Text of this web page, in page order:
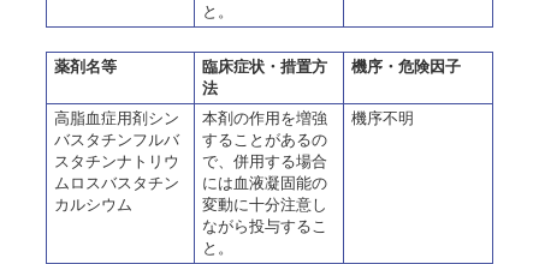
と。
薬剤名等
臨床症状・措置方
法
機序・危険因子
高脂血症用剤シン
バスタチンフルバ
スタチンナトリウ
ムロスバスタチン
カルシウム
本剤の作用を増強
することがあるの
で、併用する場合
には血液凝固能の
変動に十分注意し
ながら投与するこ
と。
機序不明